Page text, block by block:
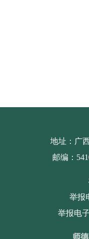
地址：广
邮编：
举报
举报电
师